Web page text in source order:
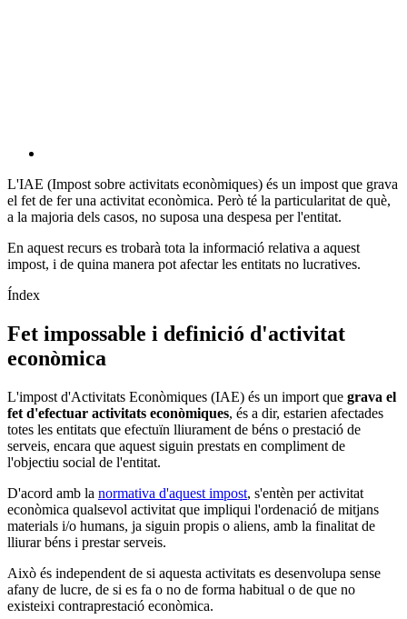
L'IAE (Impost sobre activitats econòmiques) és un impost que grava
el fet de fer una activitat econòmica. Però té la particularitat de què,
a la majoria dels casos, no suposa una despesa per l'entitat.
En aquest recurs es trobarà tota la informació relativa a aquest
impost, i de quina manera pot afectar les entitats no lucratives.
Índex
Fet impossable i definició d'activitat
econòmica
L'impost d'Activitats Econòmiques (IAE) és un import que grava el
fet d'efectuar activitats econòmiques, és a dir, estarien afectades
totes les entitats que efectuïn lliurament de béns o prestació de
serveis, encara que aquest siguin prestats en compliment de
l'objectiu social de l'entitat.
D'acord amb la normativa d'aquest impost, s'entèn per activitat
econòmica qualsevol activitat que impliqui l'ordenació de mitjans
materials i/o humans, ja siguin propis o aliens, amb la finalitat de
lliurar béns i prestar serveis.
Això és independent de si aquesta activitats es desenvolupa sense
afany de lucre, de si es fa o no de forma habitual o de que no
existeixi contraprestació econòmica.